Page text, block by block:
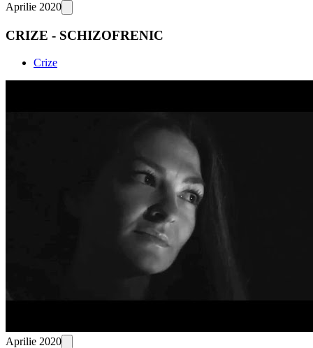
Aprilie 2020
CRIZE - SCHIZOFRENIC
Crize
Aprilie 2020